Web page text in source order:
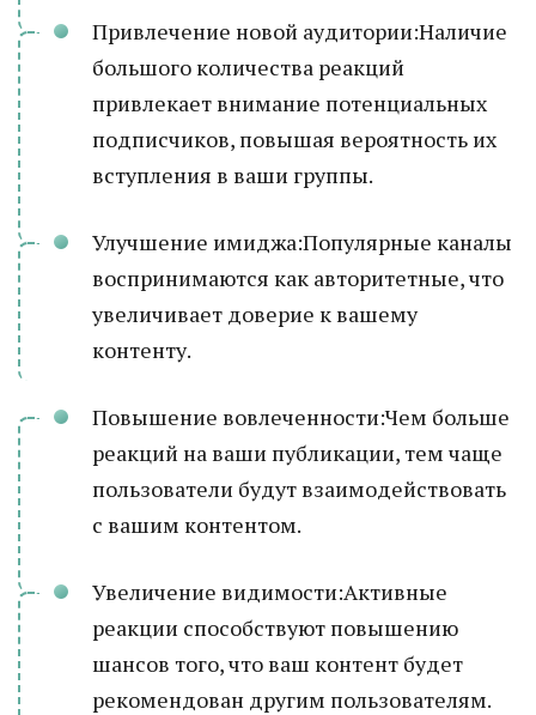
Привлечение новой аудитории:Наличие
большого количества реакций
привлекает внимание потенциальных
подписчиков, повышая вероятность их
вступления в ваши группы.
Улучшение имиджа:Популярные каналы
воспринимаются как авторитетные, что
увеличивает доверие к вашему
контенту.
Повышение вовлеченности:Чем больше
реакций на ваши публикации, тем чаще
пользователи будут взаимодействовать
с вашим контентом.
Увеличение видимости:Активные
реакции способствуют повышению
шансов того, что ваш контент будет
рекомендован другим пользователям.